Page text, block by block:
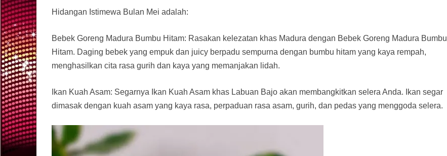
Hidangan Istimewa Bulan Mei adalah:
Bebek Goreng Madura Bumbu Hitam: Rasakan kelezatan khas Madura dengan Bebek Goreng Madura Bumbu
Hitam. Daging bebek yang empuk dan juicy berpadu sempurna dengan bumbu hitam yang kaya rempah,
menghasilkan cita rasa gurih dan kaya yang memanjakan lidah.
Ikan Kuah Asam: Segarnya Ikan Kuah Asam khas Labuan Bajo akan membangkitkan selera Anda. Ikan segar
dimasak dengan kuah asam yang kaya rasa, perpaduan rasa asam, gurih, dan pedas yang menggoda selera.